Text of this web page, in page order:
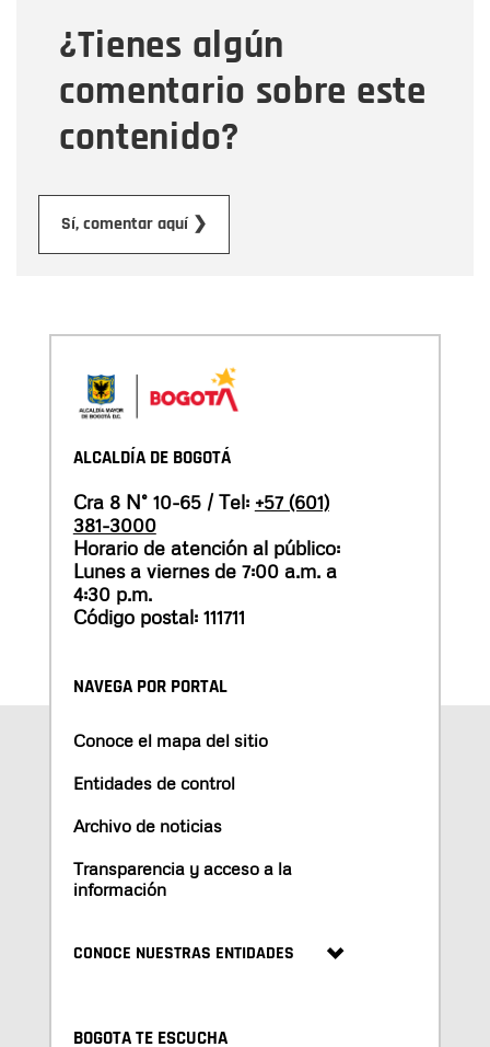
¿Tienes algún
comentario sobre este
contenido?
Sí, comentar aquí ❯
Mensaje
ALCALDÍA DE BOGOTÁ
Cra 8 N° 10-65 / Tel: +57 (601)
381-3000
Horario de atención al público:
Lunes a viernes de 7:00 a.m. a
4:30 p.m.
Código postal: 111711
NAVEGA POR PORTAL
Conoce el mapa del sitio
Entidades de control
Archivo de noticias
Transparencia y acceso a la
información
CONOCE NUESTRAS ENTIDADES
BOGOTA TE ESCUCHA